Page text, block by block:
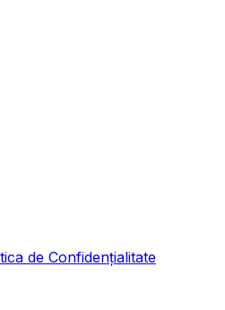
de Confidențialitate